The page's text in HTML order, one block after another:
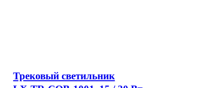
Трековый светильник